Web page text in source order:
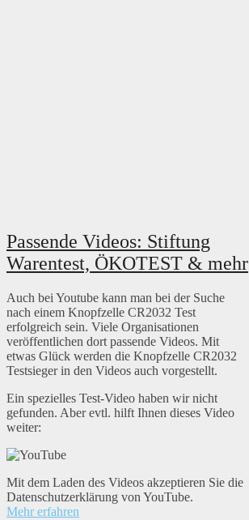
Passende Videos: Stiftung
Warentest, ÖKOTEST & mehr
Auch bei Youtube kann man bei der Suche
nach einem Knopfzelle CR2032 Test
erfolgreich sein. Viele Organisationen
veröffentlichen dort passende Videos. Mit
etwas Glück werden die Knopfzelle CR2032
Testsieger in den Videos auch vorgestellt.
Ein spezielles Test-Video haben wir nicht
gefunden. Aber evtl. hilft Ihnen dieses Video
weiter:
Mit dem Laden des Videos akzeptieren Sie die
Datenschutzerklärung von YouTube.
Mehr erfahren